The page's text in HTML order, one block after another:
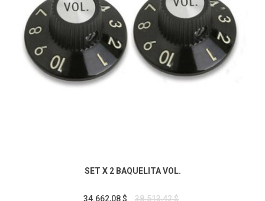
SET X 2 BAQUELITA VOL.
34.662,08 $ 38.513,42 $